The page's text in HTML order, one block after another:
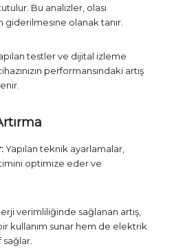
Bu analizler, olası
giderilmesine olanak tanır.
testler ve dijital izleme
performansındaki artış
Yapılan teknik ayarlamalar,
optimize eder ve
verimliliğinde sağlanan artış,
kullanım sunar hem de elektrik
sağlar.